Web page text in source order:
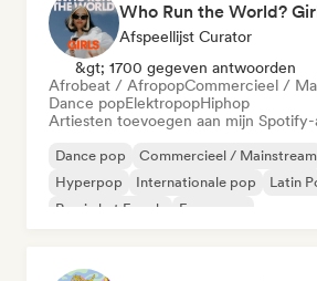
Afspeellijst Curator
&gt; 1700 gegeven antwoorden
Afrobeat / AfropopCommercieel /
Dance popElektropopHiphop
Artiesten toevoegen aan mijn Spotify-
Dance pop Commercieel / Mainstream
Hyperpop
Internationale pop
Latin
Rap in het Engels
Franse rap